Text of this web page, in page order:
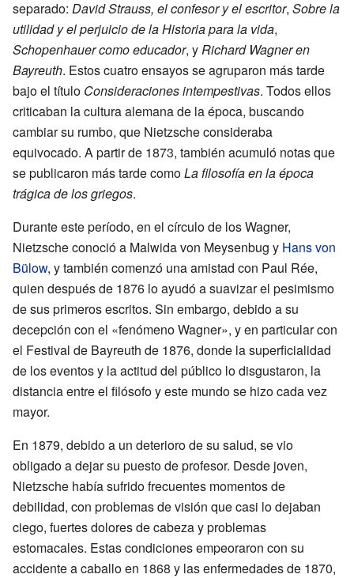
separado: David Strauss, el confesor y el escritor, Sobre la
utilidad y el perjuicio de la Historia para la vida,
Schopenhauer como educador, y Richard Wagner en
Bayreuth. Estos cuatro ensayos se agruparon más tarde
bajo el título Consideraciones intempestivas. Todos ellos
criticaban la cultura alemana de la época, buscando
cambiar su rumbo, que Nietzsche consideraba
equivocado. A partir de 1873, también acumuló notas que
se publicaron más tarde comoLa filosofía en la época
trágica de los griegos.
Durante este período, en el círculo de los Wagner,
Nietzsche conoció a Malwida von Meysenbug y Hans von
Bülow, y también comenzó una amistad con Paul Rée,
quien después de 1876 lo ayudó a suavizar el pesimismo
de sus primeros escritos. Sin embargo, debido a su
decepción con el «fenómeno Wagner», y en particular con
el Festival de Bayreuth de 1876, donde la superficialidad
de los eventos y la actitud del público lo disgustaron, la
distancia entre el filósofo y este mundo se hizo cada vez
mayor.
En 1879, debido a un deterioro de su salud, se vio
obligado a dejar su puesto de profesor. Desde joven,
Nietzsche había sufrido frecuentes momentos de
debilidad, con problemas de visión que casi lo dejaban
ciego, fuertes dolores de cabeza y problemas
estomacales. Estas condiciones empeoraron con su
accidente a caballo en 1868 y las enfermedades de 1870,